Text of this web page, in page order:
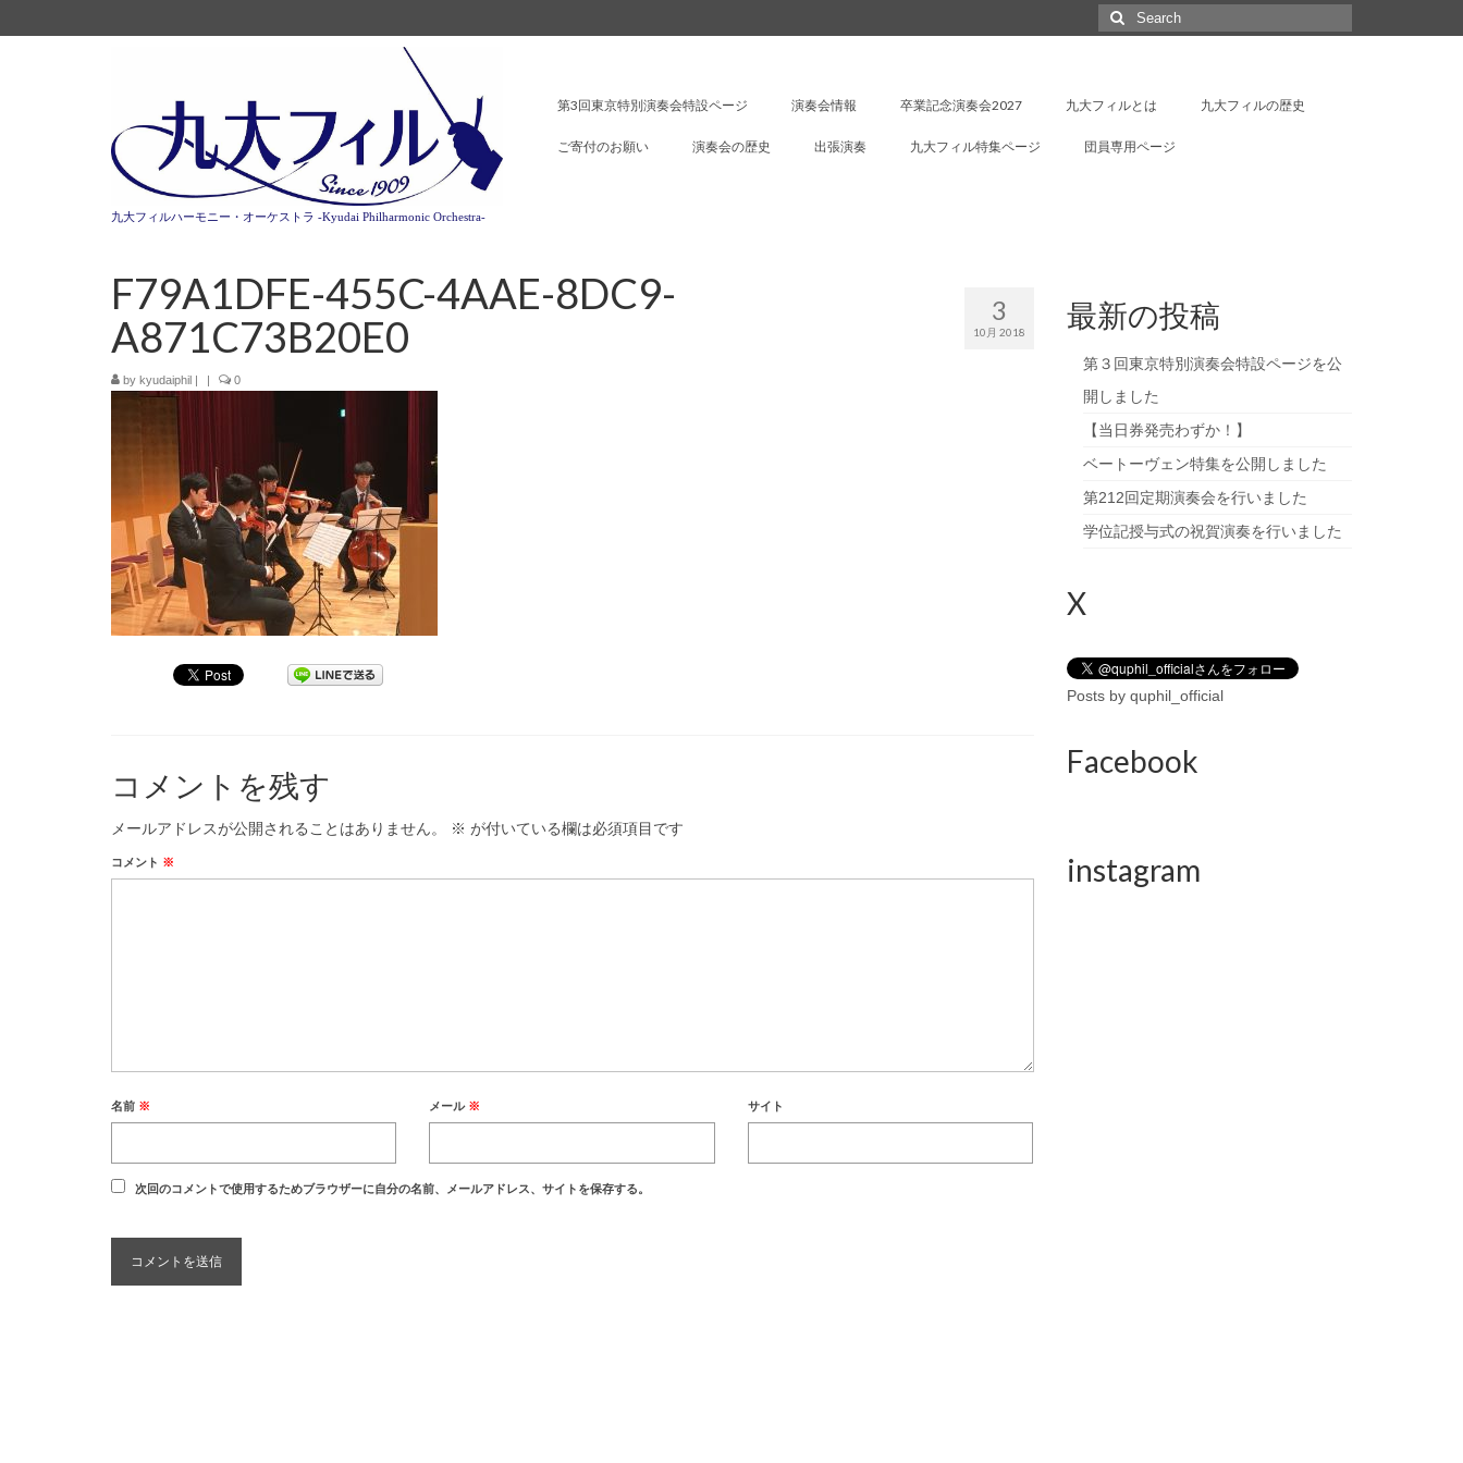
Search
for:
九大フィルハーモニー・オーケストラ -Kyudai Philharmonic Orchestra-
第3回東京特別演奏会特設ページ 演奏会情報 卒業記念演奏会2027 九大フィルとは 九大フィルの歴史
ご寄付のお願い 演奏会の歴史 出張演奏 九大フィル特集ページ 団員専用ページ
3
10月 2018
F79A1DFE-455C-4AAE-8DC9-
A871C73B20E0
by kyudaiphil | | 0
コメントを残す
メールアドレスが公開されることはありません。 ※ が付いている欄は必須項目です
コメント ※
名前 ※ メール ※ サイト
次回のコメントで使用するためブラウザーに自分の名前、メールアドレス、サイトを保存する。
最新の投稿
第３回東京特別演奏会特設ページを公
開しました
【当日券発売わずか！】
ベートーヴェン特集を公開しました
第212回定期演奏会を行いました
学位記授与式の祝賀演奏を行いました
X
Posts by quphil_official
Facebook
instagram